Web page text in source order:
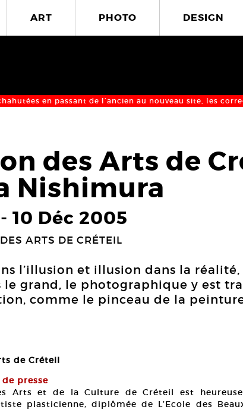
ART PHOTO DESIGN
en passant de l’ancien au nouveau site, les
des Arts de
Nishimura
- 10 Déc 2005
ARTS DE CRÉTEIL
l’illusion et illusion dans la
le grand, le photographique y est
comme le pinceau de la
de Créteil
presse
Arts et de la Culture de Créteil est
plasticienne, diplômée de L’Ecole des